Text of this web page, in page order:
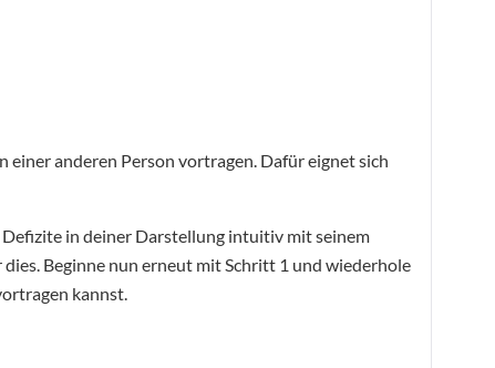
anderen Person vortragen. Dafür eignet sich
in deiner Darstellung intuitiv mit seinem
Beginne nun erneut mit Schritt 1 und wiederhole
kannst.